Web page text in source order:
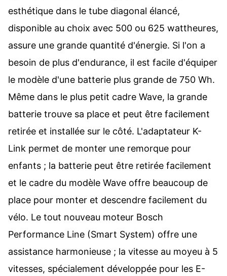
esthétique dans le tube diagonal élancé,
disponible au choix avec 500 ou 625 wattheures,
assure une grande quantité d'énergie. Si l'on a
besoin de plus d'endurance, il est facile d'équiper
le modèle d'une batterie plus grande de 750 Wh.
Même dans le plus petit cadre Wave, la grande
batterie trouve sa place et peut être facilement
retirée et installée sur le côté. L'adaptateur K-
Link permet de monter une remorque pour
enfants ; la batterie peut être retirée facilement
et le cadre du modèle Wave offre beaucoup de
place pour monter et descendre facilement du
vélo. Le tout nouveau moteur Bosch
Performance Line (Smart System) offre une
assistance harmonieuse ; la vitesse au moyeu à 5
vitesses, spécialement développée pour les E-